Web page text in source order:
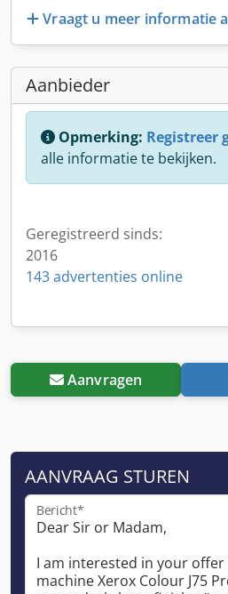
Vraagt u meer informatie
Aanbieder
Opmerking: Registreer
alle informatie te bekijken.
Geregistreerd sinds:
2016
143 advertenties online
Aanvragen
AANVRAAG STUREN
Bericht*